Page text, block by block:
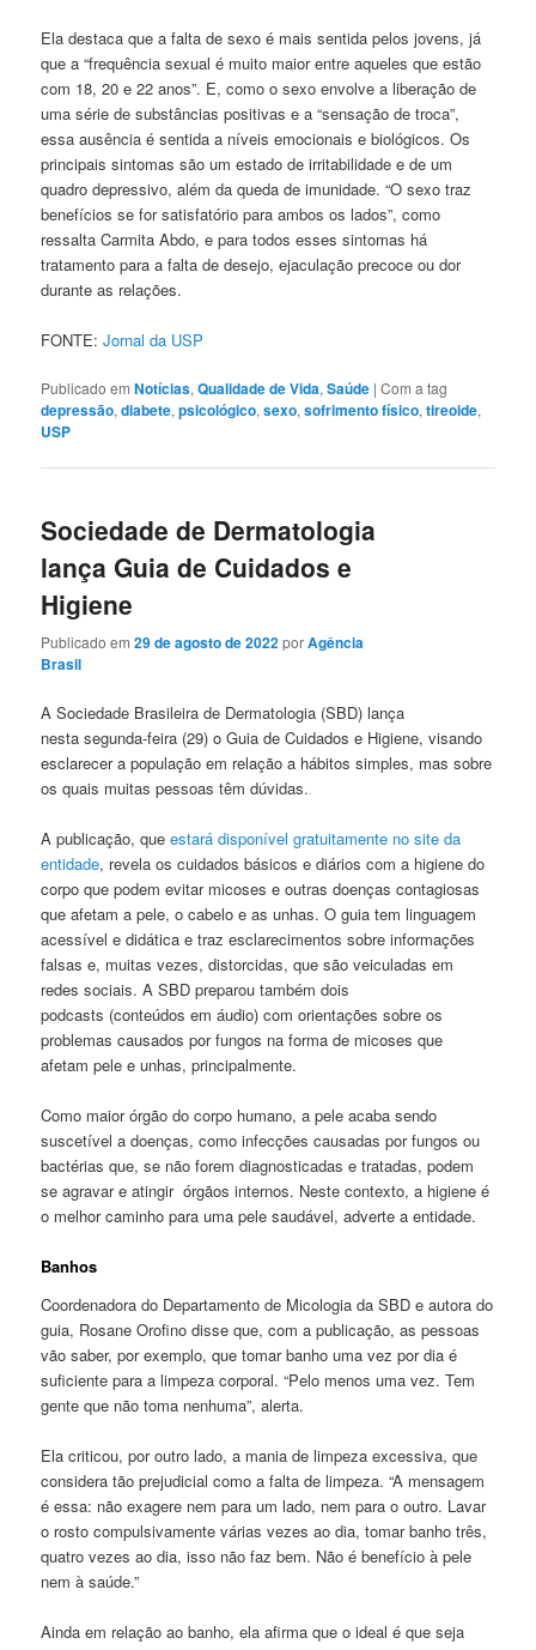
Ela destaca que a falta de sexo é mais sentida pelos jovens, já
que a “frequência sexual é muito maior entre aqueles que estão
com 18, 20 e 22 anos”. E, como o sexo envolve a liberação de
uma série de substâncias positivas e a “sensação de troca”,
essa ausência é sentida a níveis emocionais e biológicos. Os
principais sintomas são um estado de irritabilidade e de um
quadro depressivo, além da queda de imunidade. “O sexo traz
benefícios se for satisfatório para ambos os lados”, como
ressalta Carmita Abdo, e para todos esses sintomas há
tratamento para a falta de desejo, ejaculação precoce ou dor
durante as relações.
FONTE:Jornal da USP
Publicado em Notícias,Qualidade de Vida,Saúde |Com a tag
depressão,diabete,psicológico,sexo,sofrimento físico,tireoide,
USP
Sociedade de Dermatologia
lança Guia de Cuidados e
Higiene
Publicado em29 de agosto de 2022porAgência
Brasil
A Sociedade Brasileira de Dermatologia (SBD) lança
nesta segunda-feira (29) o Guia de Cuidados e Higiene, visando
esclarecer a população em relação a hábitos simples, mas sobre
os quais muitas pessoas têm dúvidas.
A publicação, queestará disponível gratuitamente no site da
entidade, revela os cuidados básicos e diários com a higiene do
corpo que podem evitar micoses e outras doenças contagiosas
que afetam a pele, o cabelo e as unhas. O guia tem linguagem
acessível e didática e traz esclarecimentos sobre informações
falsas e, muitas vezes, distorcidas, que são veiculadas em
redes sociais. A SBD preparou também dois
podcasts (conteúdos em áudio) com orientações sobre os
problemas causados por fungos na forma de micoses que
afetam pele e unhas, principalmente.
Como maior órgão do corpo humano, a pele acaba sendo
suscetível a doenças, como infecções causadas por fungos ou
bactérias que, se não forem diagnosticadas e tratadas, podem
se agravar e atingir órgãos internos. Neste contexto, a higiene é
o melhor caminho para uma pele saudável, adverte a entidade.
Banhos
Coordenadora do Departamento de Micologia da SBD e autora do
guia, Rosane Orofino disse que, com a publicação, as pessoas
vão saber, por exemplo, que tomar banho uma vez por dia é
suficiente para a limpeza corporal. “Pelo menos uma vez. Tem
gente que não toma nenhuma”, alerta.
Ela criticou, por outro lado, a mania de limpeza excessiva, que
considera tão prejudicial como a falta de limpeza. “A mensagem
é essa: não exagere nem para um lado, nem para o outro. Lavar
o rosto compulsivamente várias vezes ao dia, tomar banho três,
quatro vezes ao dia, isso não faz bem. Não é benefício à pele
nem à saúde.”
Ainda em relação ao banho, ela afirma que o ideal é que seja